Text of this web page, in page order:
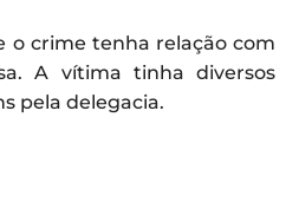
o crime tenha relação com
A vítima tinha diversos
pela delegacia.